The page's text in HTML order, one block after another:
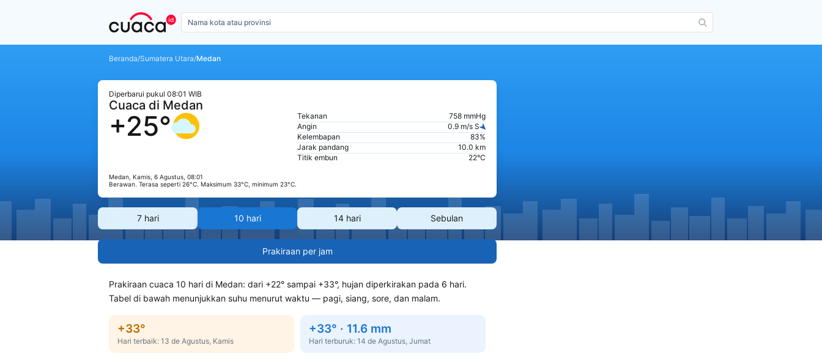
Beranda/Sumatera Utara/Medan
Diperbarui pukul 08:01 WIB
Cuaca di Medan
+25°
Medan, Kamis, 6 Agustus, 08:01
Berawan. Terasa seperti 26°C. Maksimum 33°C, minimum 23°C.
Tekanan
758 mmHg
Angin
0.9 m/s S
Kelembapan
83%
Jarak pandang
10.0 km
Titik embun
22°C
7 hari 10 hari 14 hari Sebulan
Prakiraan per jam
Prakiraan cuaca 10 hari di Medan: dari +22° sampai +33°, hujan diperkirakan pada 6 hari.
Tabel di bawah menunjukkan suhu menurut waktu — pagi, siang, sore, dan malam.
+33°
Hari terbaik: 13 de Agustus, Kamis
+33° · 11.6 mm
Hari terburuk: 14 de Agustus, Jumat